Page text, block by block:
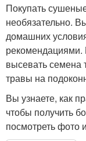
Покупать
необязательно.
домашних
высевать
травы на
Вы узнаете, как
чтобы получить
посмотреть фото и